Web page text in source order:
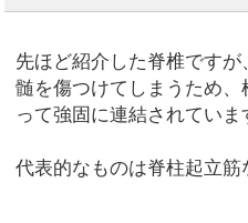
先ほど紹介した脊椎です
髄を傷つけてしまうため、
って強固に連結されていま
代表的なものは脊柱起立筋